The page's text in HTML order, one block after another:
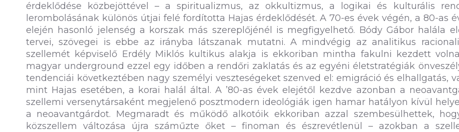
érdeklődése közbejöttével – a spiritualizmus, az okkultizmus, a logikai és kulturális
lerombolásának különös útjai felé fordította Hajas érdeklődését. A 70-es évek végén, a 80-as
elején hasonló jelenség a korszak más szereplőjénél is megfigyelhető. Bódy Gábor halála
tervei, szövegei is ebbe az irányba látszanak mutatni. A mindvégig az analitikus
szellemét képviselő Erdély Miklós kultikus alakja is ekkoriban mintha fakulni kezdett
magyar underground ezzel egy időben a rendőri zaklatás és az egyéni életstratégiák
tendenciái következtében nagy személyi veszteségeket szenved el: emigráció és elhallgatás,
mint Hajas esetében, a korai halál által. A ’80-as évek elejétől kezdve azonban a
szellemi versenytársaként megjelenő posztmodern ideológiák igen hamar hatályon kívül
a neoavantgárdot. Megmaradt és működő alkotóik ekkoriban azzal szembesülhettek,
közszellem változása újra száműzte őket – finoman és észrevétlenül – azokban a